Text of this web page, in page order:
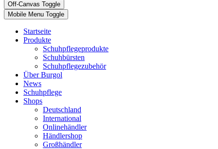
Off-Canvas Toggle
Mobile Menu Toggle
Startseite
Produkte
Schuhpflegeprodukte
Schuhbürsten
Schuhpflegezubehör
Über Burgol
News
Schuhpflege
Shops
Deutschland
International
Onlinehändler
Händlershop
Großhändler